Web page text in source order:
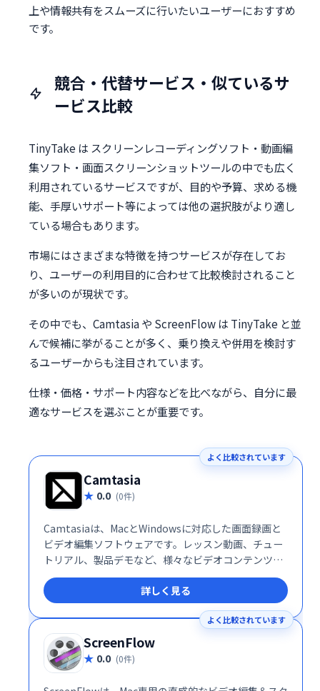
上や情報共有をスムーズに行いたいユーザーにおすすめ
です。
競合・代替サービス・似ているサ
ービス比較
TinyTake は スクリーンレコーディングソフト・動画編
集ソフト・画面スクリーンショットツールの中でも広く
利用されているサービスですが、目的や予算、求める機
能、手厚いサポート等によっては他の選択肢がより適し
ている場合もあります。
市場にはさまざまな特徴を持つサービスが存在してお
り、ユーザーの利用目的に合わせて比較検討されること
が多いのが現状です。
その中でも、Camtasia や ScreenFlow は TinyTake と並
んで候補に挙がることが多く、乗り換えや併用を検討す
るユーザーからも注目されています。
仕様・価格・サポート内容などを比べながら、自分に最
適なサービスを選ぶことが重要です。
よく比較されています
Camtasia
0.0 (0件)
Camtasiaは、MacとWindowsに対応した画面録画と
ビデオ編集ソフトウェアです。レッスン動画、チュー
トリアル、製品デモなど、様々なビデオコンテンツ作
成を簡単に実現します。デスクトップ画面の録画やウ
ェブカメラを使った撮影に加え、豊富なテンプレート
や注釈機能、エフェクトで高品質なビデオ制作をサポ
ートします。初心者からプロまで、幅広いユーザーに
ご利用いただけます。
詳しく見る
よく比較されています
ScreenFlow
0.0 (0件)